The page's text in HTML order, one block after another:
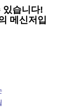
있습니다!
메신저입